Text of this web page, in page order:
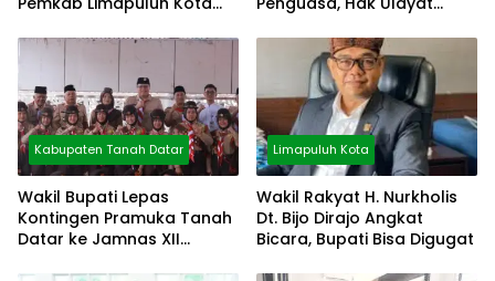
Kabupaten Tanah Datar
Wakil Bupati Lepas
Kontingen Pramuka Tanah
Datar ke Jamnas XII
Limapuluh Kota
Wakil Rakyat H. Nurkholis
Dt. Bijo Dirajo Angkat
Bicara, Bupati Bisa Digugat